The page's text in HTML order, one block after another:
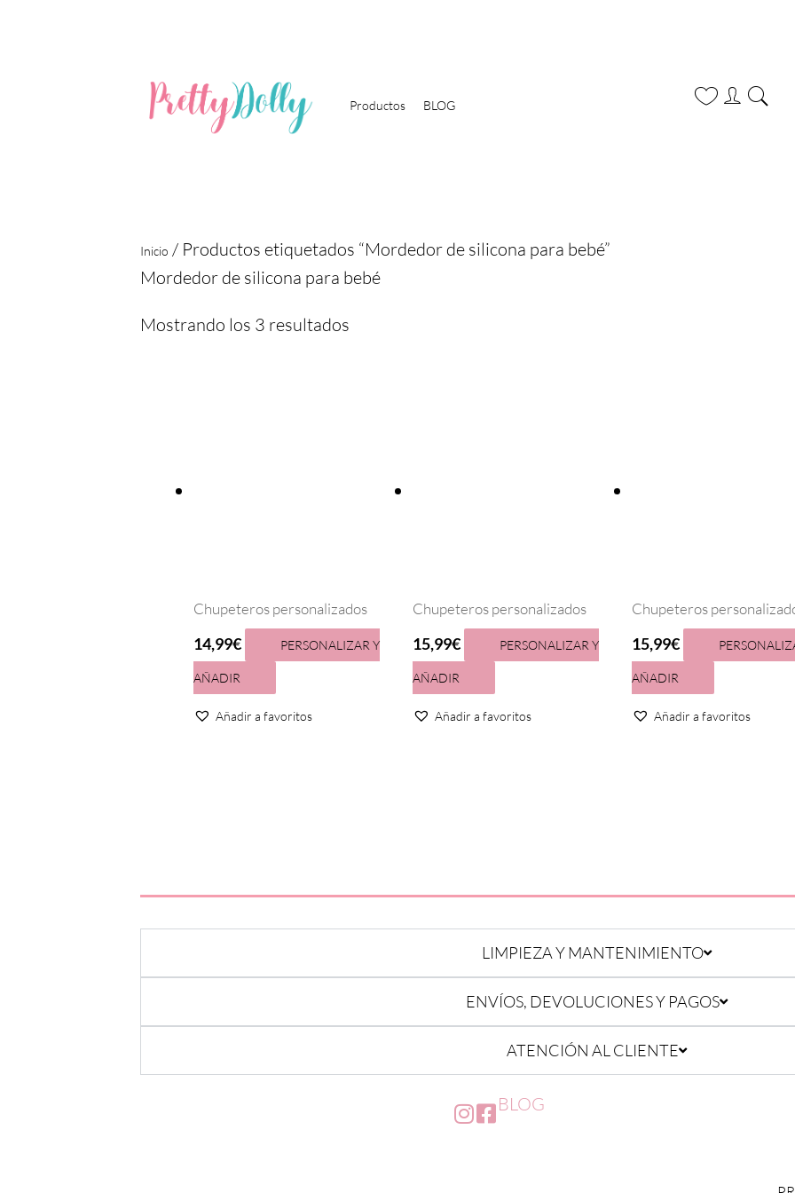
Productos BLOG
Inicio / Productos etiquetados “Mordedor de silicona para bebé”
Mordedor de silicona para bebé
Mostrando los 3 resultados
Chupeteros personalizados
14,99€ PERSONALIZAR Y
AÑADIR
Añadir a favoritos
Chupeteros personalizados
15,99€ PERSONALIZAR Y
AÑADIR
Añadir a favoritos
Chupeteros
15,99€
AÑADIR
Añadir a favoritos
LIMPIEZA Y MANTENIMIENTO
ENVÍOS, DEVOLUCIONES Y PAGOS
ATENCIÓN AL CLIENTE
BLOG